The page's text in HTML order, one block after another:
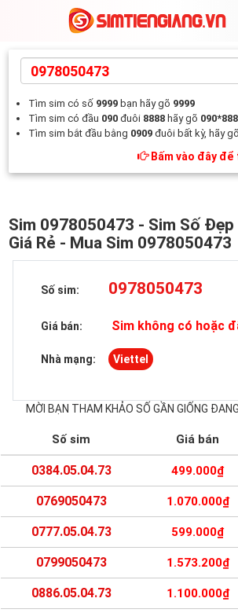
Tìm sim có số 9999 bạn hãy gõ 9999
Tìm sim có đầu 090 đuôi 8888 hãy gõ
Tìm sim bắt đầu bằng 0909 đuôi bất kỳ, hãy
Bấm vào đây
Sim 0978050473 - Sim Số
Giá Rẻ - Mua Sim 0978050473
Số sim: 0978050473
Giá bán: Sim không có hoặc
Nhà mạng: Viettel
MỜI BẠN THAM KHẢO SỐ GẦN GIỐNG
Số sim Giá bán
0384.05.04.73 499.000₫
0769050473 1.070.000₫
0777.05.04.73 599.000₫
0799050473 1.573.200₫
0886.05.04.73 1.100.000₫